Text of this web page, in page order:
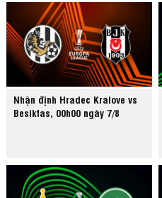
Nhận định Hradec Kralove vs
Besiktas, 00h00 ngày 7/8